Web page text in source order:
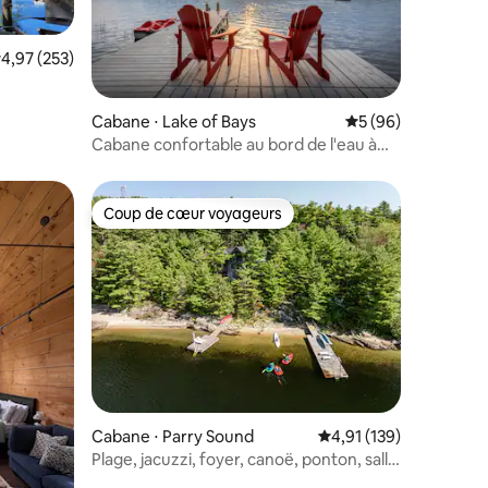
: 5 sur 5
moyenne sur la base de 253 commentaires : 4,97 sur 5
4,97 (253)
Cabane ⋅ Lake of Bays Évaluation
5 (96)
Cabane confortable au bord de l'eau à
appréciés Coup de cœur voyageurs
Coup de cœur voyageurs
Cabane ⋅ Parry Sound Évaluation moyenne
4,91 (139)
Plage, jacuzzi, foyer, canoë, ponton, salle